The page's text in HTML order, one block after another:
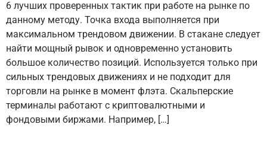
6 лучших проверенных тактик при работе на рынке по
данному методу. Точка входа выполняется при
максимальном трендовом движении. В стакане следует
найти мощный рывок и одновременно установить
большое количество позиций. Используется только при
сильных трендовых движениях и не подходит для
торговли на рынке в момент флэта. Скальперские
терминалы работают с криптовалютными и
фондовыми биржами. Например, […]